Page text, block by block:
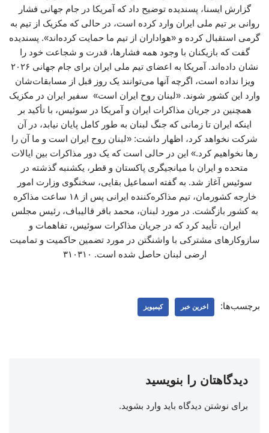
گزارش ایسنا، پسندیده توضیح داد که آمریکا در جام جهانی فشار
روانی بر تیم ملی ایران وارد کرده است، در حالی که مکزیک از تیم به
گرمی استقبال کرده و «هواداران از تیم ما حمایت کرده‌اند». پسندیده
گفت که بازیکنان با وجود همه فشارها، قدرت و شجاعت خود را
نشان داده‌اند. آمریکا به اعضای تیم ملی ایران برای جام جهانی ۲۰۲۶
ویزا نداده است، اگرچه آنها می‌توانند یک روز قبل از مسابقات‌شان
وارد این کشور شوند. «لبنان روح ایران است» سفیر ایران در مکزیک
همچنین در جریان مذاکرات ایران و آمریکا در سوئیس، با تأکید بر
اینکه ایران تا زمانی که جنگ لبنان به طور کامل پایان نیابد، در آن
شرکت نخواهد کرد، اظهار داشت: «لبنان روح ایران است و ما آن را
رها نخواهیم کرد.» این در حالی است که یک دور مذاکرات بین ایالات
متحده و ایران با میانجیگری پاکستان و قطر، یکشنبه گذشته در
سوئیس آغاز شد. به گفته اسماعیل بقایی، سخنگوی وزارت امور
خارجه کشورمان، تیم مذاکره‌کننده ایرانی پس از ۱۸ ساعت مذاکره
به کشور بازگشت. در مورد لبنان، محمد باقر قالیباف، رئیس مجلس
ایران، تأیید کرد که در جریان مذاکرات سوئیس، تفاهمات و
سازوکارهای مشترکی با واشنگتن در مورد تضمین حاکمیت و تمامیت
ارضی لبنان حاصل شده است. ۳۱۰۳۱۰
برچسب‌ها: اخرین خبر کیمیویز
دیدگاهتان را بنویسید
برای نوشتن دیدگاه باید وارد بشوید.